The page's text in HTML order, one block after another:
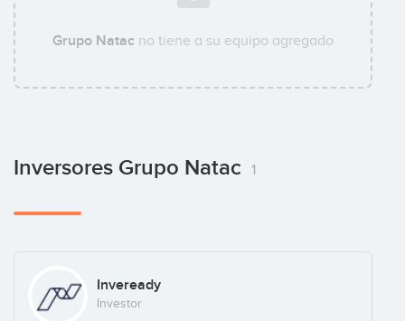
Grupo Natac no tiene a su equipo agregado
Inversores Grupo Natac 1
Inveready
Investor